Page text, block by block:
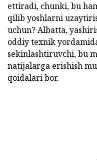
ettiradi, chunki, bu
qilib yoshlarni
uchun? Albatta,
oddiy texnik
sekinlashtiruvchi, bu
natijalarga erishish
qoidalari bor.